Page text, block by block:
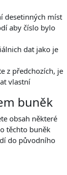
desetinných míst
aby číslo bylo
dat jako je
z předchozích, je
vlastní
buněk
obsah některé
těchto buněk
do původního